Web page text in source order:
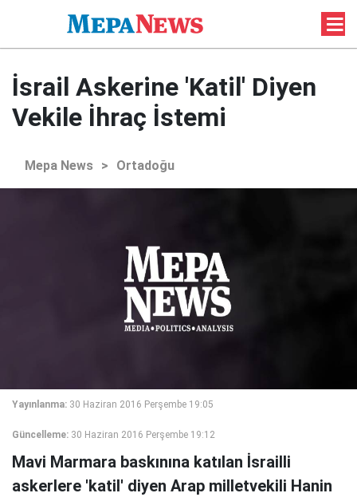
İsrail Askerine 'Katil' Diyen
Vekile İhraç İstemi
Mepa News > Ortadoğu
Yayınlanma: 30 Haziran 2016 Perşembe 19:05
Güncelleme: 30 Haziran 2016 Perşembe 19:12
Mavi Marmara baskınına katılan İsrailli
askerlere 'katil' diyen Arap milletvekili Hanin